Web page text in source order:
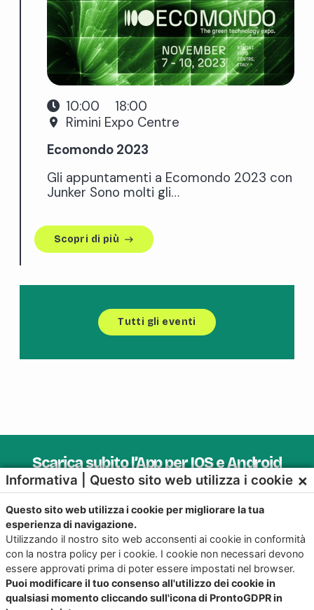
10:00 18:00
place
Rimini Expo Centre
Ecomondo 2023
Gli appuntamenti a Ecomondo 2023 con
Junker Sono molti gli…
Scopri di più east
Tutti gli eventi
Scarica subito l’App per IOS e Android
Provala, è Gratis!
Informativa | Questo sito web utilizza i cookie ×
Questo sito web utilizza i cookie per migliorare la tua
esperienza di navigazione.
Utilizzando il nostro sito web acconsenti ai cookie in conformità
con la nostra policy per i cookie. I cookie non necessari devono
essere approvati prima di poter essere impostati nel browser.
Puoi modificare il tuo consenso all'utilizzo dei cookie in
qualsiasi momento cliccando sull'icona di ProntoGDPR in